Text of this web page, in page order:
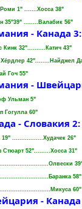
1" .......Хосса 38"
35"39" ........Валабик 56"
- Канада 3:
Кинк 32"..........Катич 43"
42"........Найджел
Гоч 55"
-
Ульман 5"
Гогулла 60"
- Словакия 2:
19" .................Худачек 26"
Стюарт 52".........Хосса 31"
58"
60"
- Канада